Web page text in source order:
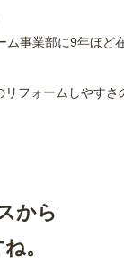
事業部に9年ほど
フォームしやすさ
から
。